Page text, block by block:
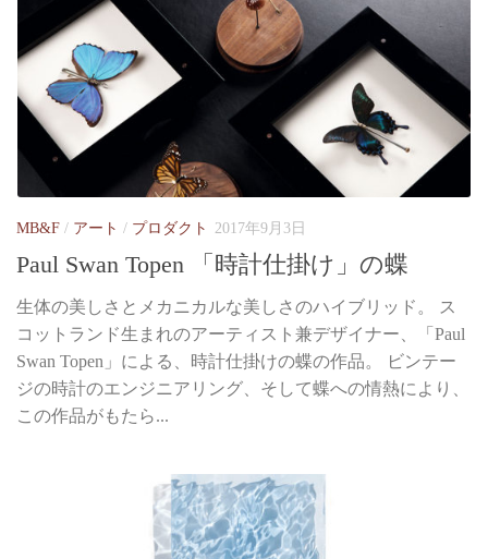
MB&F / アート / プロダクト 2017年9月3日
Paul Swan Topen 「時計仕掛け」の蝶
生体の美しさとメカニカルな美しさのハイブリッド。 ス
コットランド生まれのアーティスト兼デザイナー、「Paul
Swan Topen」による、時計仕掛けの蝶の作品。 ビンテー
ジの時計のエンジニアリング、そして蝶への情熱により、
この作品がもたら...